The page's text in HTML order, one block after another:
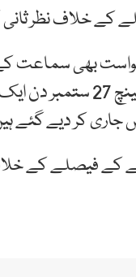
کے خلاف نظر
بھی سماعت
کی سماعت چیف جسٹس کی
کر دیے گئے
کے فیصلے کے